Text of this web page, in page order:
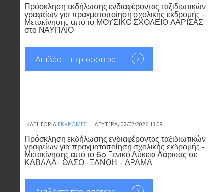
Πρόσκληση εκδήλωσης ενδιαφέροντος ταξιδιωτικών
γραφείων για πραγματοποίηση σχολικής εκδρομής -
Μετακίνησης από το ΜΟΥΣΙΚΟ ΣΧΟΛΕΙΟ ΛΑΡΙΣΑΣ
στο ΝΑΥΠΛΙΟ
Διαβάστε περισσότερα...
ΚΑΤΗΓΟΡΊΑ ΕΚΔΡΟΜΈΣ ΔΕΥΤΈΡΑ, 02/02/2026 13:08
Πρόσκληση εκδήλωσης ενδιαφέροντος ταξιδιωτικών
γραφείων για πραγματοποίηση σχολικής εκδρομής -
Μετακίνησης από το 6o Γενικό Λύκειο Λάρισας σε
ΚΑΒΑΛΑ- ΘΑΣΟ -ΞΑΝΘΗ - ΔΡΑΜΑ